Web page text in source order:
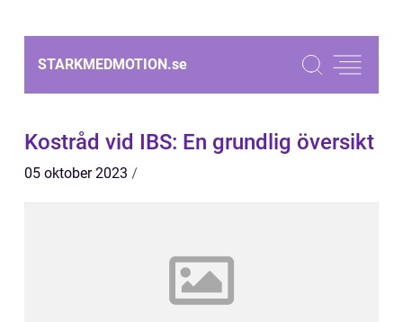
STARKMEDMOTION.se
Kostråd vid IBS: En grundlig översikt
05 oktober 2023